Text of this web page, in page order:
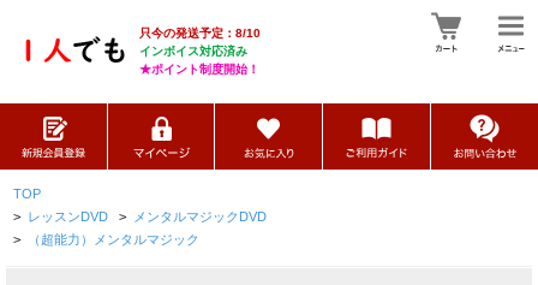
只今の発送予定：8/10
インボイス対応済み
★ポイント制度開始！
TOP
> レッスンDVD > メンタルマジックDVD
> （超能力）メンタルマジック